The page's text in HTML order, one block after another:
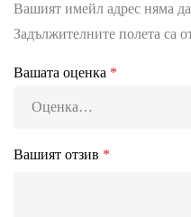
Вашият имейл адрес няма
Задължителните полета са
Вашата оценка *
Вашият отзив *